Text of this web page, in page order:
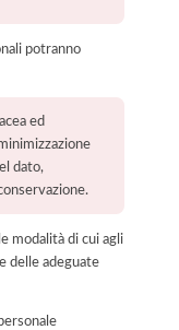
potranno
ed
dato,
modalità di cui agli
delle adeguate